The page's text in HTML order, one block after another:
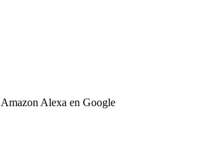
Amazon Alexa en Google